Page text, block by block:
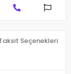
Seçenekleri